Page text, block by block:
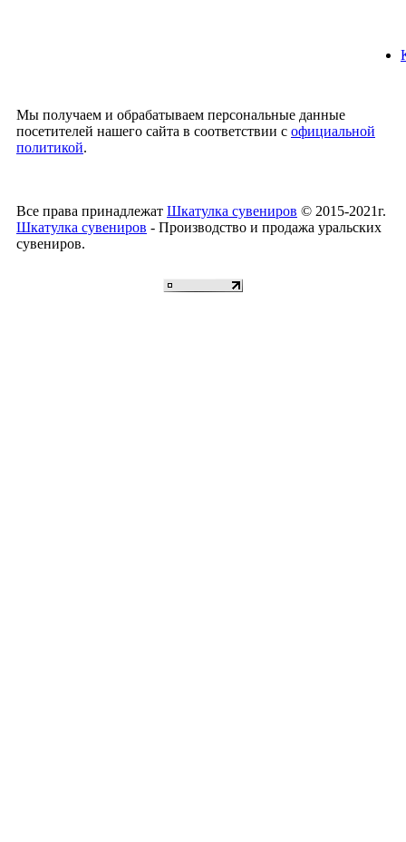
Мы получаем и обрабатываем персональные данные
посетителей нашего сайта в соответствии с официальной
политикой.
Все права принадлежат Шкатулка сувениров © 2015-2021г.
Шкатулка сувениров - Производство и продажа уральских
сувениров.